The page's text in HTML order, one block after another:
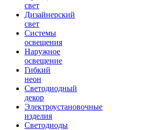
свет
Дизайнерский
свет
Системы
освещения
Наружное
освещение
Гибкий
неон
Светодиодный
декор
Электроустановочные
изделия
Светодиоды